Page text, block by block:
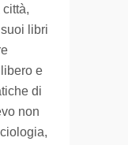
libri
e
di
non